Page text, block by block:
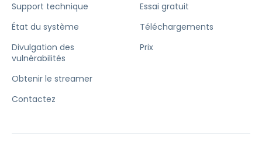
Support technique
État du système
Divulgation des
vulnérabilités
Obtenir le streamer
Contactez
Essai gratuit
Téléchargements
Prix